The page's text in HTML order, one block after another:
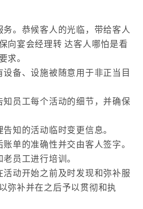
务。恭候客人的光临，带给客人
向宴会经理转 达客人哪怕是看
求。
备、设施被随意用于非正当目
知员工每个活动的细节，并确保
知的活动临时变更信息。
单的准确性并交由客人签字。
员工进行培训。
活动开始之前及时发现和弥补服
弥补并在之后予以贯彻和执